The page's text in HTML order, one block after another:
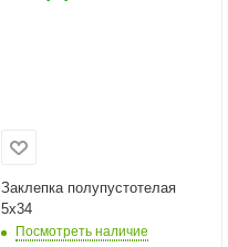
Заклепка полупустотелая
5х34
Посмотреть наличие